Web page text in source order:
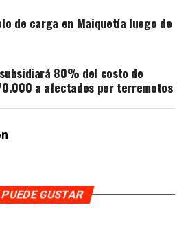
de carga en Maiquetía luego de
80% del costo de
a afectados por terremotos
PUEDE GUSTAR